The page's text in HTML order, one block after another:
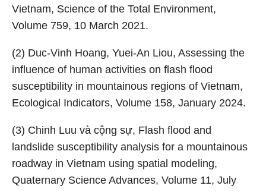
Vietnam, Science of the Total Environment,
Volume 759, 10 March 2021.
(2) Duc-Vinh Hoang, Yuei-An Liou, Assessing the
influence of human activities on flash flood
susceptibility in mountainous regions of Vietnam,
Ecological Indicators, Volume 158, January 2024.
(3) Chinh Luu và cộng sự, Flash flood and
landslide susceptibility analysis for a mountainous
roadway in Vietnam using spatial modeling,
Quaternary Science Advances, Volume 11, July